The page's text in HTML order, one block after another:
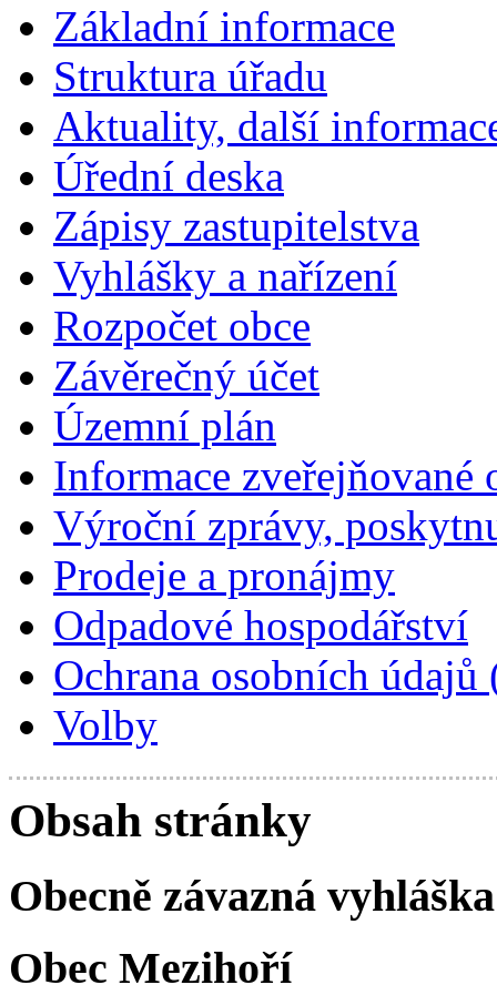
Základní informace
Struktura úřadu
Aktuality, další
Úřední deska
Zápisy zastupitelstva
Vyhlášky a nařízení
Rozpočet obce
Závěrečný účet
Územní plán
Informace zveřejňované
Výroční zprávy,
Prodeje a pronájmy
Odpadové hospodářství
Ochrana osobních údajů
Volby
Obsah stránky
Obecně závazná vyhláška
Obec Mezihoří